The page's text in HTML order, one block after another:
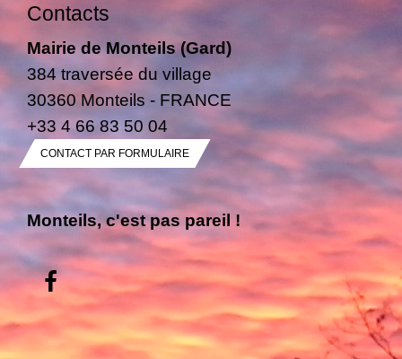
Contacts
Mairie de Monteils (Gard)
384 traversée du village
30360 Monteils - FRANCE
+33 4 66 83 50 04
CONTACT PAR FORMULAIRE
Monteils, c'est pas pareil !